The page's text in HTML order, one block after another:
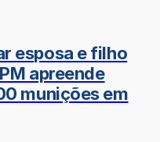
esposa e filho
apreende
munições em